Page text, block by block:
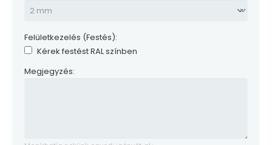
Felületkezelés (Festés):
Kérek festést RAL színben
Megjegyzés: